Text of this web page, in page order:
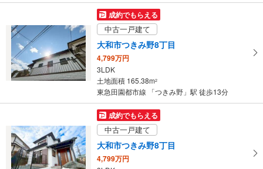
成約でもらえる
中古一戸建て
大和市つきみ野8丁目
4,799万円
3LDK
土地面積 165.38m2
東急田園都市線 「つきみ野」駅 徒歩13分
成約でもらえる
中古一戸建て
大和市つきみ野8丁目
4,799万円